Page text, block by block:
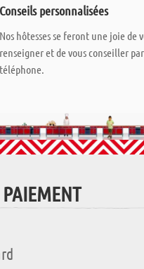
Conseils personnalisées
Nos hôtesses se feront une joie de
renseigner et de vous conseiller
téléphone.